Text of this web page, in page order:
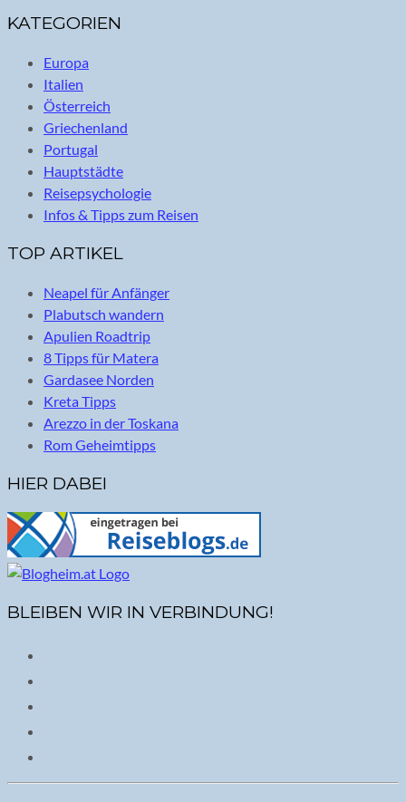
KATEGORIEN
Europa
Italien
Österreich
Griechenland
Portugal
Hauptstädte
Reisepsychologie
Infos & Tipps zum Reisen
TOP ARTIKEL
Neapel für Anfänger
Plabutsch wandern
Apulien Roadtrip
8 Tipps für Matera
Gardasee Norden
Kreta Tipps
Arezzo in der Toskana
Rom Geheimtipps
HIER DABEI
BLEIBEN WIR IN VERBINDUNG!